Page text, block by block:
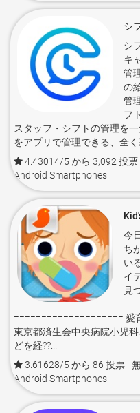
シ
シ
キ
管
の
管
フ
スタッフ・シフトの管理を
をアプリで管理できる、全く
4.43014/5 から 3,092 投票
Android Smartphones
今
ち
い
イ
見
====================
東京都済生会中央病院小児
どを経??...
3.61628/5 から 86 投票-
Android Smartphones